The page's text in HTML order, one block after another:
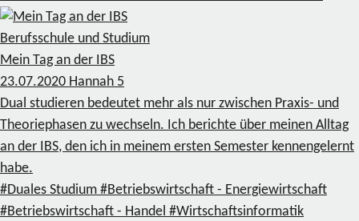
Berufsschule und Studium
Mein Tag an der IBS
23.07.2020 Hannah 5
Dual studieren bedeutet mehr als nur zwischen Praxis- und
Theoriephasen zu wechseln. Ich berichte über meinen Alltag
an der IBS, den ich in meinem ersten Semester kennengelernt
habe.
#Duales Studium #Betriebswirtschaft - Energiewirtschaft
#Betriebswirtschaft - Handel #Wirtschaftsinformatik